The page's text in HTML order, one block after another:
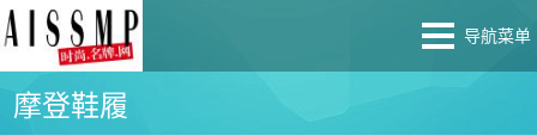
导航菜单
摩登鞋履